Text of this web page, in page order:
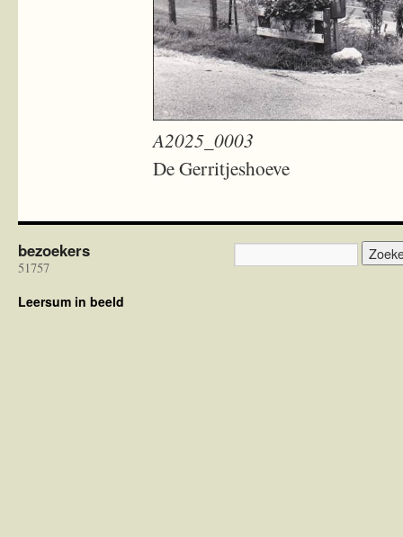
A2025_0003
De Gerritjeshoeve
bezoekers
51757
Leersum in beeld